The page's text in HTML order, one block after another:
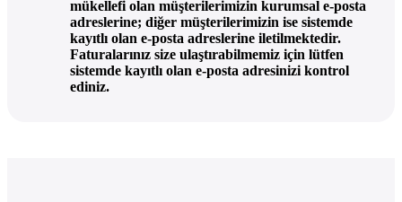
mükellefi olan müşterilerimizin kurumsal e-posta
adreslerine; diğer müşterilerimizin ise sistemde
kayıtlı olan e-posta adreslerine iletilmektedir.
Faturalarınız size ulaştırabilmemiz için lütfen
sistemde kayıtlı olan e-posta adresinizi kontrol
ediniz.